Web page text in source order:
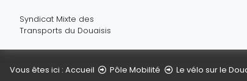
Syndicat Mixte des
Transports du Douaisis
Vous êtes ici : Accueil Pôle Mobilité Le vélo sur le